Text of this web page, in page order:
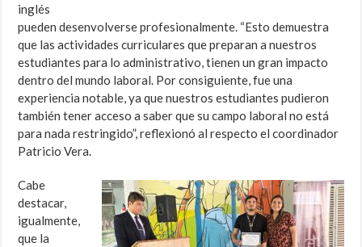
inglés
pueden desenvolverse profesionalmente. “Esto demuestra
que las actividades curriculares que preparan a nuestros
estudiantes para lo administrativo, tienen un gran impacto
dentro del mundo laboral. Por consiguiente, fue una
experiencia notable, ya que nuestros estudiantes pudieron
también tener acceso a saber que su campo laboral no está
para nada restringido”, reflexionó al respecto el coordinador
Patricio Vera.
Cabe
destacar,
igualmente,
que la